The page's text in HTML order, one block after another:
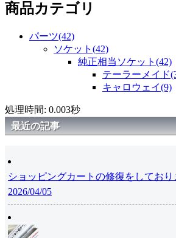
商品カテゴリ
パーツ(42)
ソケット(42)
純正相当ソケット(42)
テーラーメイド
キャロウェイ(9)
処理時間: 0.003秒
最近の記事
ショッピングカートの修復をしており
2026/04/05